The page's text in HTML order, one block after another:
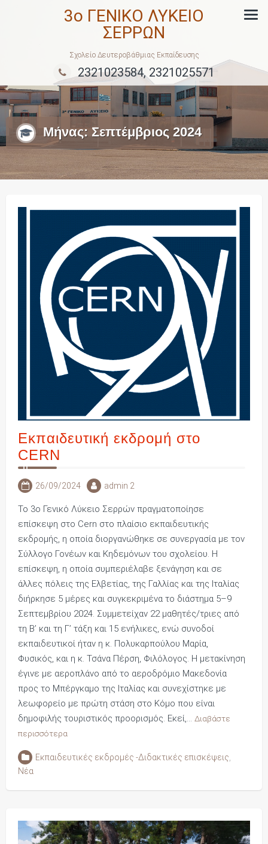
3ο ΓΕΝΙΚΟ ΛΥΚΕΙΟ
ΣΕΡΡΩΝ
Σχολείο Δευτεροβάθμιας Εκπαίδευσης
2321023584, 2321025571
Μήνας: Σεπτέμβριος 2024
Εκπαιδευτική εκδρομή στο
CERN
26/09/2024 admin 2
Το 3ο Γενικό Λύκειο Σερρών πραγματοποίησε
επίσκεψη στo Cern στο πλαίσιο εκπαιδευτικής
εκδρομής, η οποία διοργανώθηκε σε συνεργασία με τον
Σύλλογο Γονέων και Κηδεμόνων του σχολείου. Η
επίσκεψη, η οποία συμπεριέλαβε ξενάγηση και σε
άλλες πόλεις της Ελβετίας, της Γαλλίας και της Ιταλίας
διήρκησε 5 μέρες και συγκεκριμένα το διάστημα 5–9
Σεπτεμβρίου 2024. Συμμετείχαν 22 μαθητές/τριες από
τη Β’ και τη Γ’ τάξη και 15 ενήλικες, ενώ συνοδοί
εκπαιδευτικοί ήταν η κ. Πολυκαρπούλου Μαρία,
Φυσικός, και η κ. Τσάνα Πέρση, Φιλόλογος. Η μετακίνηση
έγινε με αεροπλάνο από το αεροδρόμιο Μακεδονία
προς το Μπέργκαμο της Ιταλίας και συνεχίστηκε με
λεωφορείο με πρώτη στάση στο Κόμο που είναι
δημοφιλής τουριστικός προορισμός. Εκεί,… Διαβάστε
περισσότερα
Εκπαιδευτικές εκδρομές -Διδακτικές επισκέψεις
Νέα